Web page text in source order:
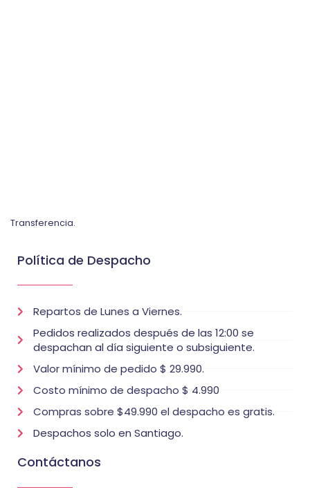
Transferencia.
Política de Despacho
Repartos de Lunes a Viernes.
Pedidos realizados después de las 12:00 se
despachan al día siguiente o subsiguiente.
Valor mínimo de pedido $ 29.990.
Costo mínimo de despacho $ 4.990
Compras sobre $49.990 el despacho es gratis.
Despachos solo en Santiago.
Contáctanos